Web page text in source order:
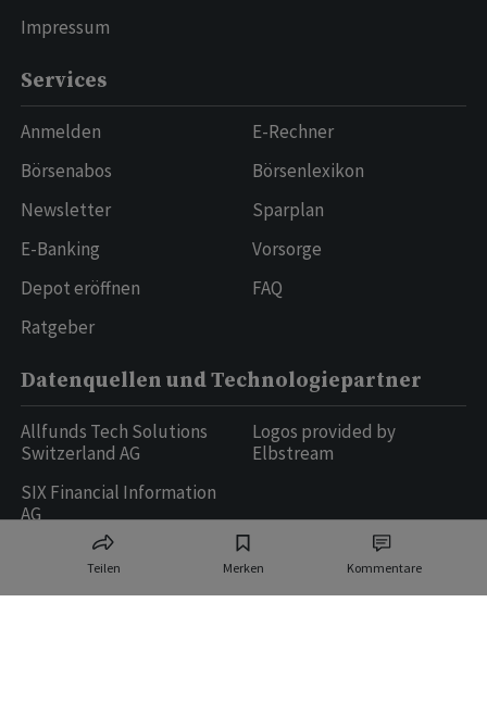
Teilen Merken Kommentare
Impressum
Services
Anmelden
Börsenabos
Newsletter
E-Banking
Depot eröffnen
Ratgeber
E-Rechner
Börsenlexikon
Sparplan
Vorsorge
FAQ
Datenquellen und Technologiepartner
Allfunds Tech Solutions
Switzerland AG
SIX Financial Information
AG
Logos provided by
Elbstream
Ringier AG | Ringier Medien Schweiz